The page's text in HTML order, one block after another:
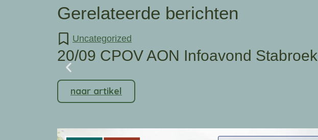
Gerelateerde berichten
Uncategorized
20/09 CPOV AON Infoavond Stabroek
naar artikel